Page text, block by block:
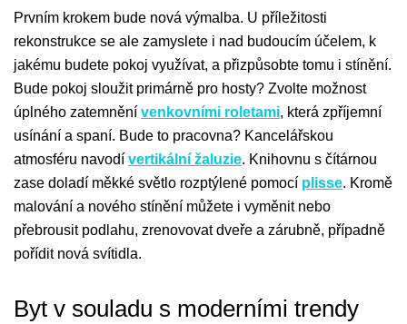
Prvním krokem bude nová výmalba. U příležitosti
rekonstrukce se ale zamyslete i nad budoucím účelem, k
jakému budete pokoj využívat, a přizpůsobte tomu i stínění.
Bude pokoj sloužit primárně pro hosty? Zvolte možnost
úplného zatemnění venkovními roletami, která zpříjemní
usínání a spaní. Bude to pracovna? Kancelářskou
atmosféru navodí vertikální žaluzie. Knihovnu s čítárnou
zase doladí měkké světlo rozptýlené pomocí plisse. Kromě
malování a nového stínění můžete i vyměnit nebo
přebrousit podlahu, zrenovovat dveře a zárubně, případně
pořídit nová svítidla.
Byt v souladu s moderními trendy